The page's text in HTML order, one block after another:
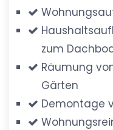
zum
Räumung
Gärten
Demontage